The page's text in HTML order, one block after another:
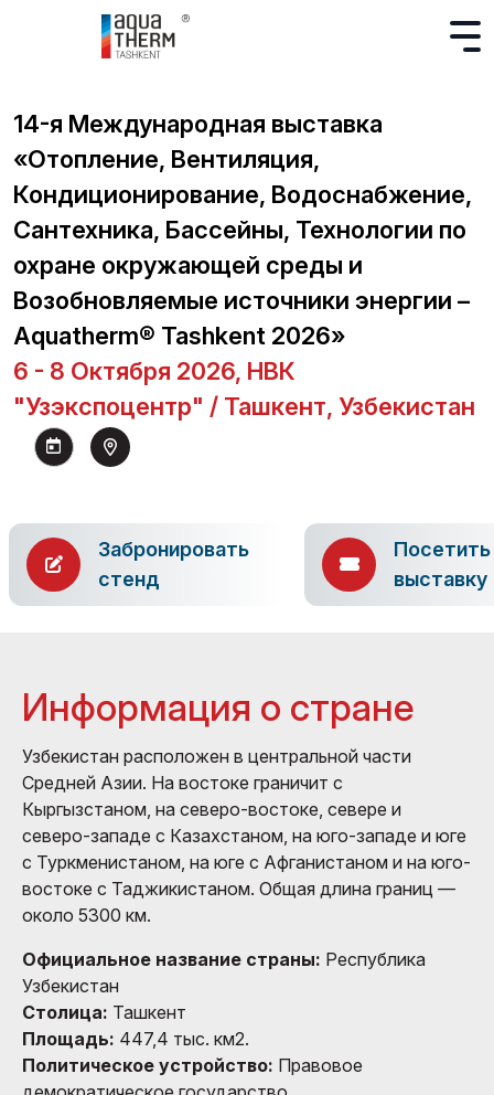
14-я Международная выставка
«Отопление, Вентиляция,
Кондиционирование, Водоснабжение,
Сантехника, Бассейны, Технологии по
охране окружающей среды и
Возобновляемые источники энергии –
Aquatherm® Tashkent 2026»
6 - 8 Октября 2026, НВК
"Узэкспоцентр" / Ташкент, Узбекистан
Забронировать
стенд
Посетить
выставку
Информация о стране
Узбекистан расположен в центральной части
Средней Азии. На востоке граничит с
Кыргызстаном, на северо-востоке, севере и
северо-западе с Казахстаном, на юго-западе и юге
с Туркменистаном, на юге с Афганистаном и на юго-
востоке с Таджикистаном. Общая длина границ —
около 5300 км.
Официальное название страны: Республика
Узбекистан
Столица: Ташкент
Площадь: 447,4 тыс. км2.
Политическое устройство: Правовое